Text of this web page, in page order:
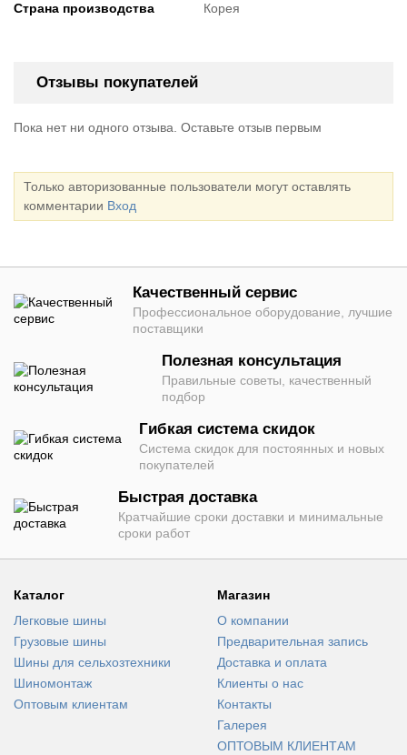
Страна производства Корея
Отзывы покупателей
Пока нет ни одного отзыва. Оставьте отзыв первым
Только авторизованные пользователи могут оставлять
комментарии Вход
Качественный сервис
Профессиональное оборудование, лучшие
поставщики
Полезная консультация
Правильные советы, качественный
подбор
Гибкая система скидок
Система скидок для постоянных и новых
покупателей
Быстрая доставка
Кратчайшие сроки доставки и минимальные
сроки работ
Каталог
Легковые шины
Грузовые шины
Шины для сельхозтехники
Шиномонтаж
Оптовым клиентам
Магазин
О компании
Предварительная запись
Доставка и оплата
Клиенты о нас
Контакты
Галерея
ОПТОВЫМ КЛИЕНТАМ